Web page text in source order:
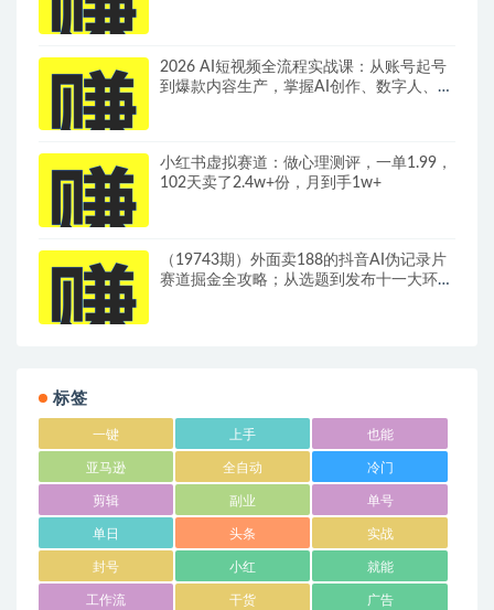
2026 AI短视频全流程实战课：从账号起号
到爆款内容生产，掌握AI创作、数字人、带
小红书虚拟赛道：做心理测评，一单1.99，
102天卖了2.4w+份，月到手1w+
（19743期）外面卖188的抖音AI伪记录片
赛道掘金全攻略；从选题到发布十一大环节
标签
一键 上手 也能
亚马逊 全自动 冷门
剪辑 副业 单号
单日 头条 实战
封号 小红 就能
工作流 干货 广告